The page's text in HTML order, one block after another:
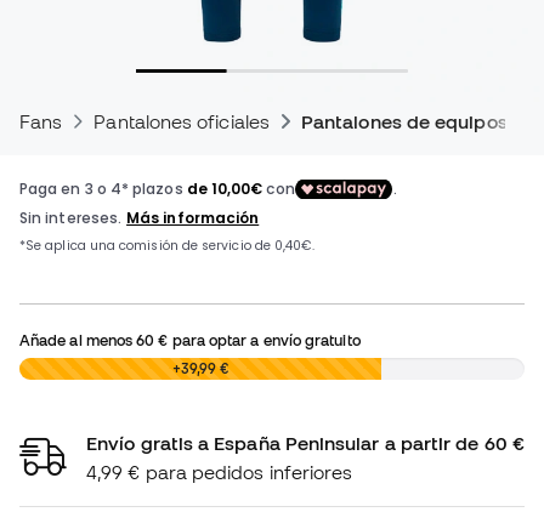
Fans Pantalones oficiales Pantalones de equipos
Añade al menos60 € para optar a envío gratuito
0,00 € +39,99 €
Envío gratis a España Peninsular a partir de 60 €
4,99 € para pedidos inferiores